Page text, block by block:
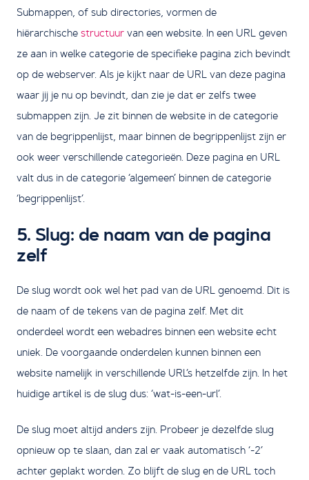
Submappen, of sub directories, vormen de
hiërarchische structuur van een website. In een URL geven
ze aan in welke categorie de specifieke pagina zich bevindt
op de webserver. Als je kijkt naar de URL van deze pagina
waar jij je nu op bevindt, dan zie je dat er zelfs twee
submappen zijn. Je zit binnen de website in de categorie
van de begrippenlijst, maar binnen de begrippenlijst zijn er
ook weer verschillende categorieën. Deze pagina en URL
valt dus in de categorie ‘algemeen’ binnen de categorie
‘begrippenlijst’.
5. Slug: de naam van de pagina
zelf
De slug wordt ook wel het pad van de URL genoemd. Dit is
de naam of de tekens van de pagina zelf. Met dit
onderdeel wordt een webadres binnen een website echt
uniek. De voorgaande onderdelen kunnen binnen een
website namelijk in verschillende URL’s hetzelfde zijn. In het
huidige artikel is de slug dus: ‘wat-is-een-url’.
De slug moet altijd anders zijn. Probeer je dezelfde slug
opnieuw op te slaan, dan zal er vaak automatisch ‘-2’
achter geplakt worden. Zo blijft de slug en de URL toch